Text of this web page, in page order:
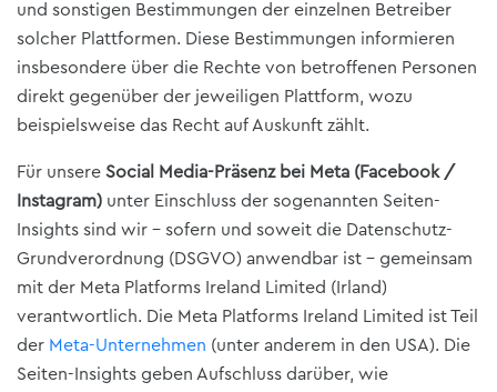
und sonstigen Bestimmungen der einzelnen Betreiber
solcher Plattformen. Diese Bestimmungen informieren
insbesondere über die Rechte von betroffenen Personen
direkt gegenüber der jeweiligen Plattform, wozu
beispielsweise das Recht auf Auskunft zählt.
Für unsere Social Media-Präsenz bei Meta (Facebook /
Instagram) unter Einschluss der sogenannten Seiten-
Insights sind wir – sofern und soweit die Datenschutz-
Grundverordnung (DSGVO) anwendbar ist – gemeinsam
mit der Meta Platforms Ireland Limited (Irland)
verantwortlich. Die Meta Platforms Ireland Limited ist Teil
der Meta-Unternehmen (unter anderem in den USA). Die
Seiten-Insights geben Aufschluss darüber, wie